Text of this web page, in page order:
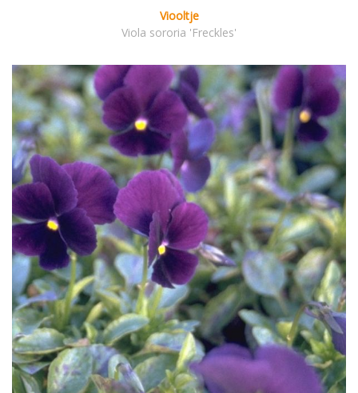
Viooltje
Viola sororia 'Freckles'